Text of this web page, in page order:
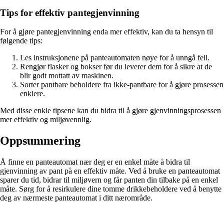
Tips for effektiv pantegjenvinning
For å gjøre pantegjenvinning enda mer effektiv, kan du ta hensyn til
følgende tips:
Les instruksjonene på panteautomaten nøye for å unngå feil.
Rengjør flasker og bokser før du leverer dem for å sikre at de
blir godt mottatt av maskinen.
Sorter pantbare beholdere fra ikke-pantbare for å gjøre prosessen
enklere.
Med disse enkle tipsene kan du bidra til å gjøre gjenvinningsprosessen
mer effektiv og miljøvennlig.
Oppsummering
Å finne en panteautomat nær deg er en enkel måte å bidra til
gjenvinning av pant på en effektiv måte. Ved å bruke en panteautomat
sparer du tid, bidrar til miljøvern og får panten din tilbake på en enkel
måte. Sørg for å resirkulere dine tomme drikkebeholdere ved å benytte
deg av nærmeste panteautomat i ditt nærområde.